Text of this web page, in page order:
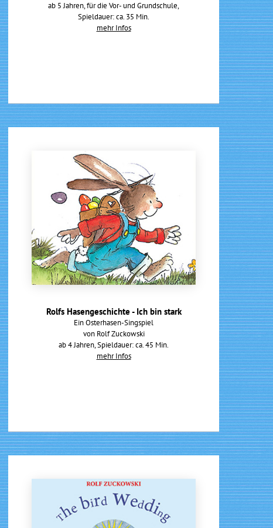
ab 5 Jahren, für die Vor- und Grundschule,
Spieldauer: ca. 35 Min.
mehr Infos
Rolfs Hasengeschichte - Ich bin stark
Ein Osterhasen-Singspiel
von Rolf Zuckowski
ab 4 Jahren, Spieldauer: ca. 45 Min.
mehr Infos